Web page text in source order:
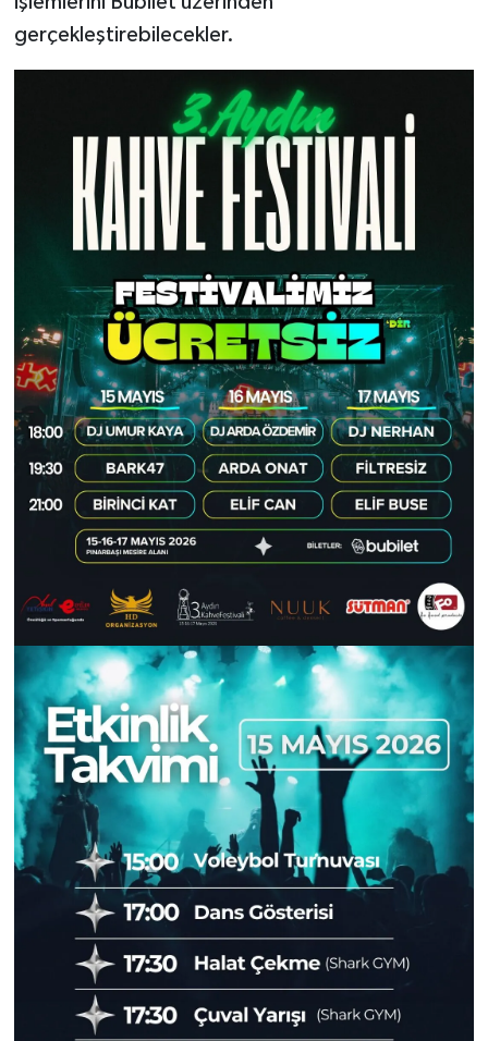
gerçekleştirebilecekler.